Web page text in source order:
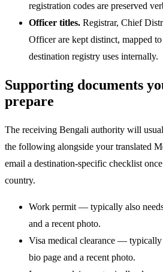
registration codes are preserved
Officer titles. Registrar, Chief
Officer are kept distinct, mapped
destination registry uses internally.
Supporting documents
prepare
The receiving Bengali authority will
the following alongside your translated
email a destination-specific checklist
country.
Work permit — typically also
and a recent photo.
Visa medical clearance — typically
bio page and a recent photo.